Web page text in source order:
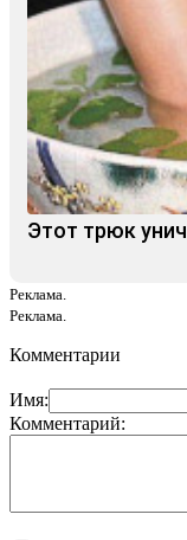
Этот трюк
Реклама.
Реклама.
Комментарии
Имя:
Комментарий: